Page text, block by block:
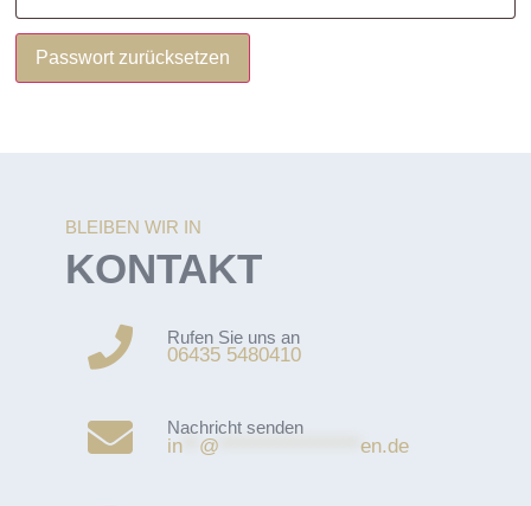
Passwort zurücksetzen
BLEIBEN WIR IN
KONTAKT
Rufen Sie uns an
06435 5480410
Nachricht senden
in @ *****************en.de